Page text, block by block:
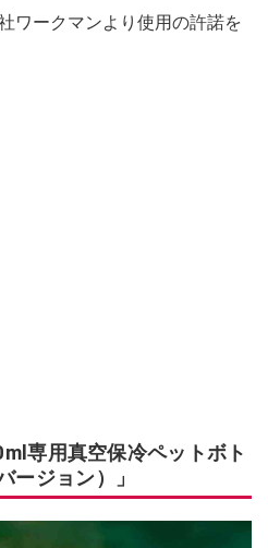
ワークマンより使用の許諾を
専用真空保冷ペットボト
ージョン）」